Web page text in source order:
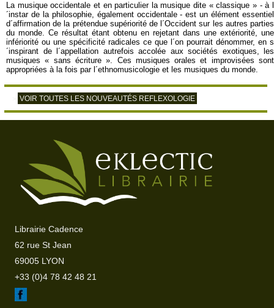
La musique occidentale et en particulier la musique dite « classique » - à l
´instar de la philosophie, également occidentale - est un élément essentiel
d´affirmation de la prétendue supériorité de l´Occident sur les autres parties
du monde. Ce résultat étant obtenu en rejetant dans une extériorité, une
infériorité ou une spécificité radicales ce que l´on pourrait dénommer, en s
´inspirant de l´appellation autrefois accolée aux sociétés exotiques, les
musiques « sans écriture ». Ces musiques orales et improvisées sont
appropriées à la fois par l´ethnomusicologie et les musiques du monde.
VOIR TOUTES LES NOUVEAUTÉS REFLEXOLOGIE
Librairie Cadence
62 rue St Jean
69005 LYON
+33 (0)4 78 42 48 21